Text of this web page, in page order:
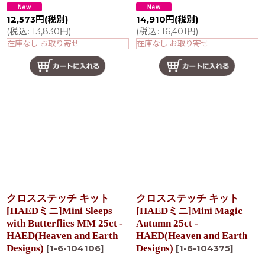
12,573円 (税別)
(税込: 13,830円)
在庫なし お取り寄せ
14,910 円 (税別)
(税込: 16,401円)
在庫なし お取り寄せ
クロスステッチ キット
[HAEDミニ]Mini Sleeps
with Butterflies MM 25ct -
HAED(Heaven and Earth
Designs) [1-6-104106]
クロスステッチ キット
[HAEDミニ]Mini Magic
Autumn 25ct -
HAED(Heaven and Earth
Designs) [1-6-104375]